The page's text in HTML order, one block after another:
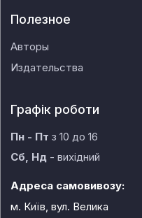
Полезное
Авторы
Издательства
Графік роботи
Пн - Пт з 10 до 16
Сб, Нд - вихідний
Адреса самовивозу:
м. Київ, вул. Велика